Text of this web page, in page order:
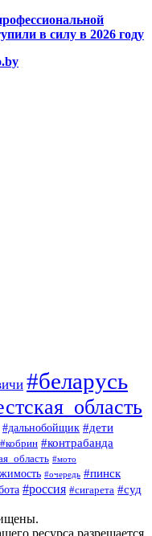
в силу в 2026 году
#беларусь
#дальнобойщик #дети
#кобрин #контрабанда
#мото
#очередь #пинск
#россия #сигарета #суд
ресурса разрешается